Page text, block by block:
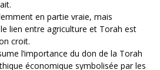
en partie vraie, mais
lien entre agriculture et Torah est
croit.
l’importance du don de la Torah
économique symbolisée par les